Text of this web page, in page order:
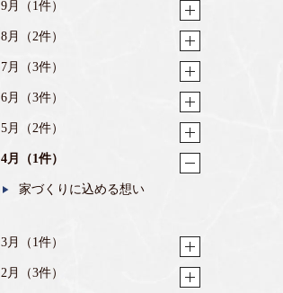
9月（1件）
8月（2件）
7月（3件）
6月（3件）
5月（2件）
4月（1件）
家づくりに込める想い
3月（1件）
2月（3件）